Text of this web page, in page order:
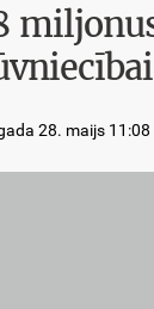
28. maijs 11:08